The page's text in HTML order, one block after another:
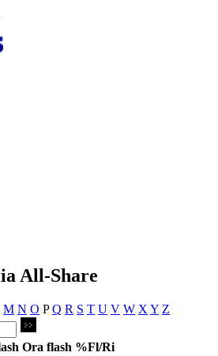
All-Share
M N O PQ R S T U V W X Y Z
Ora flash %Fl/Ri